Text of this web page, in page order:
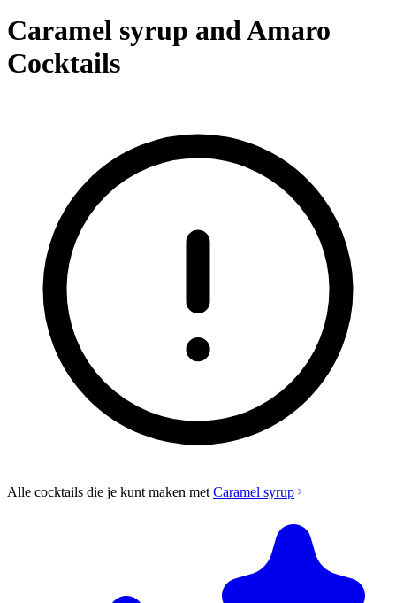
Caramel syrup and Amaro
Cocktails
Alle cocktails die je kunt maken met Caramel syrup